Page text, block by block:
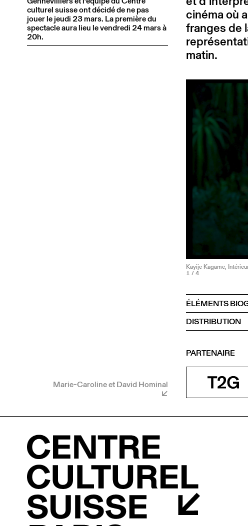
culturel suisse ont décidé de ne pas
jouer le jeudi 23 mars. La première du
spectacle aura lieu le vendredi 24 mars à
20h.
Marie-Caroline et David Hominal
cinéma où
franges de
matin.
Kayije Kagame,
1 / 4
ÉLÉMENTS
DISTRIBUTION
PARTENAIRE